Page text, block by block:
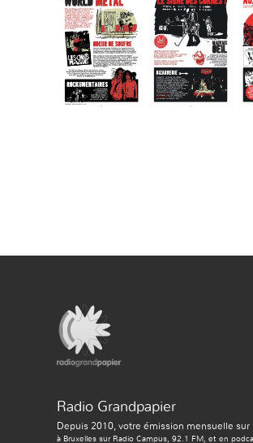
Radio Grandpapier
Depuis 2010, votre émission mensuelle sur
à Bruxelles sur Radio Campus, 92.1 FM, et en